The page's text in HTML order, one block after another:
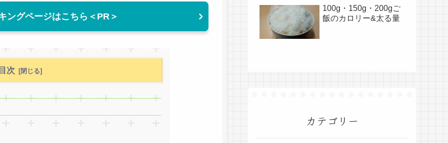
ングページはこちら＜PR＞
次
100g・150g・200gご
飯のカロリー&太る量
カテゴリー